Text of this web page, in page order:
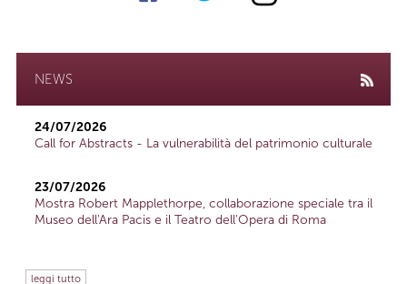
NEWS
24/07/2026
Call for Abstracts - La vulnerabilità del patrimonio culturale
23/07/2026
Mostra Robert Mapplethorpe, collaborazione speciale tra il
Museo dell'Ara Pacis e il Teatro dell'Opera di Roma
leggi tutto